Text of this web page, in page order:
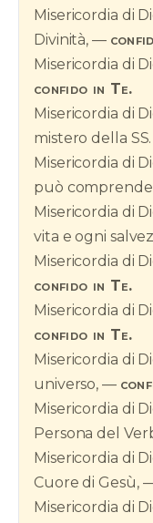
Misericordia di
Divinità, —
Misericordia di
confido in Te.
Misericordia di
mistero della
Misericordia di
può
Misericordia di
vita e ogni
Misericordia di
confido in Te.
Misericordia di
confido in Te.
Misericordia di
universo, —
Misericordia di
Persona del
Misericordia di
Cuore di Gesù,
Misericordia di